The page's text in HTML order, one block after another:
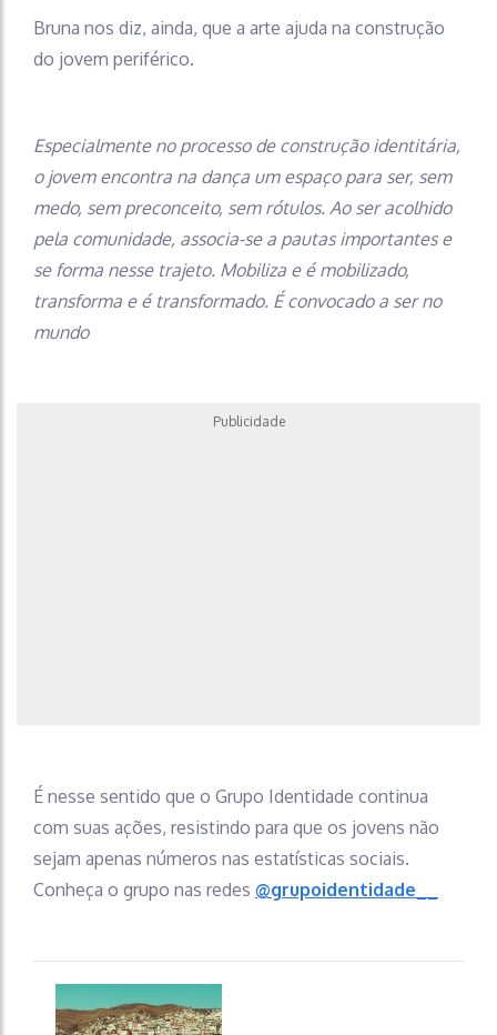
Bruna nos diz, ainda, que a arte ajuda na construção
do jovem periférico.
Especialmente no processo de construção identitária,
o jovem encontra na dança um espaço para ser, sem
medo, sem preconceito, sem rótulos. Ao ser acolhido
pela comunidade, associa-se a pautas importantes e
se forma nesse trajeto. Mobiliza e é mobilizado,
transforma e é transformado. É convocado a ser no
mundo
Publicidade
É nesse sentido que o Grupo Identidade continua
com suas ações, resistindo para que os jovens não
sejam apenas números nas estatísticas sociais.
Conheça o grupo nas redes @grupoidentidade__